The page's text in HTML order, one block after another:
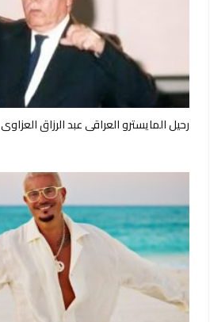
رحيل المايسترو العراقي عبد الرزاق العزاوي